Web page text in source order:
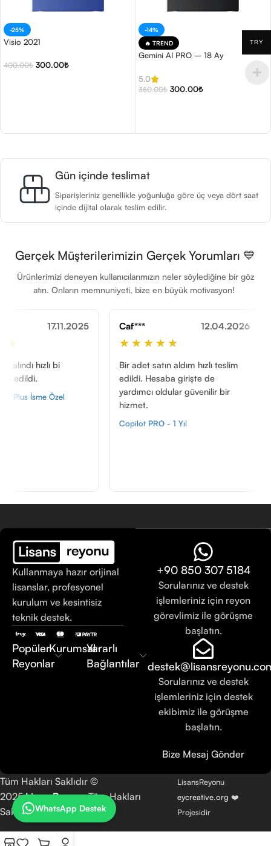
-25%
Visio 2021
400.00₺ 300.00₺
-14%
🔥 TREND
Gemini AI PRO – 18 Ay
5.0
350.00₺ 300.00₺
Gün içinde teslimat
Siparişleriniz genellikle yoğunluğa göre üç veya dört saat
içinde dijital olarak teslim edilir.
Gerçek Müşterilerimizin Gerçek Yorumları 💙
Ürünlerimizi deneyen kullanıcılarımızın neler söylediğine bir göz
atın. Onların memnuniyeti, bize en büyük motivasyon!
17.11.2025
bi
Özel
Caf*** 12.04.2026
★★★★★
Bir adet satın aldım hızlı teslim
edildi. Hesaba girişte de
yardımcı oldular güvenilir bir
Copilot PRO - 1 Yıl
Alt***
Kullanmaya hazır orijinal
lisanslar, profesyonel
kurulum ve kesintisiz
teknik destek.
Popüler
Reyonlar
KurumsalYararlı
Bağlantılar
+90 850 307 5184
Sorularınız ve destek
işlemleriniz için reyon
görevlimiz ile görüşme
başlatın.
Sorularınız ve destek
işlemleriniz için destek
ekibimiz ile görüşme
başlatın.
Bize Mesaj Gönder
Tüm Hakları Saklıdır ©
2025LisansReyonuTüm Hakları
Saklıdır.
LisansReyonu
eycreative.org ❤️
Projesidir
WhatsApp Destek
TRY